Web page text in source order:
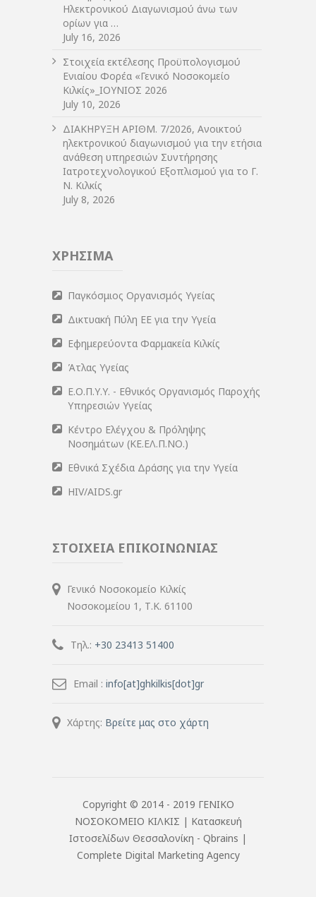
Ηλεκτρονικού Διαγωνισμού άνω των
ορίων για …
July 16, 2026
Στοιχεία εκτέλεσης Προϋπολογισμού
Ενιαίου Φορέα «Γενικό Νοσοκομείο
Κιλκίς»_ΙΟΥΝΙΟΣ 2026
July 10, 2026
ΔIΑΚΗΡΥΞΗ ΑΡIΘΜ. 7/2026, Ανοικτού
ηλεκτρονικού διαγωνισμού για την ετήσια
ανάθεση υπηρεσιών Συντήρησης
Ιατροτεχνολογικού Εξοπλισμού για το Γ.
Ν. Κιλκίς
July 8, 2026
ΧΡΗΣΙΜΑ
Παγκόσμιος Οργανισμός Υγείας
Δικτυακή Πύλη ΕΕ για την Υγεία
Εφημερεύοντα Φαρμακεία Κιλκίς
Άτλας Υγείας
Ε.Ο.Π.Υ.Υ. - Εθνικός Οργανισμός Παροχής
Υπηρεσιών Υγείας
Κέντρο Ελέγχου & Πρόληψης
Νοσημάτων (ΚΕ.ΕΛ.Π.ΝΟ.)
Εθνικά Σχέδια Δράσης για την Υγεία
HIV/AIDS.gr
ΣΤΟΙΧΕΙΑ ΕΠΙΚΟΙΝΩΝΙΑΣ
Γενικό Νοσοκομείο Κιλκίς
Νοσοκομείου 1, Τ.Κ. 61100
Τηλ.: +30 23413 51400
Email : info[at]ghkilkis[dot]gr
Χάρτης: Βρείτε μας στο χάρτη
Copyright © 2014 - 2019 ΓΕΝΙΚΟ
ΝΟΣΟΚΟΜΕΙΟ ΚΙΛΚΙΣ | Κατασκευή
Ιστοσελίδων Θεσσαλονίκη - Qbrains |
Complete Digital Marketing Agency